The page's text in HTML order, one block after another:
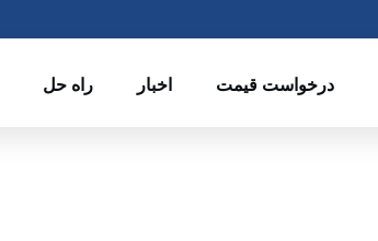
درخواست قیمت اخبار راه حل